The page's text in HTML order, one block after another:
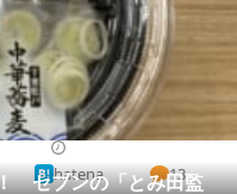
育児
ーチ
セブンの「とみ田監
hatena 13